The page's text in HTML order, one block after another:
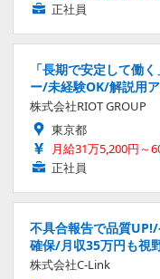
正社員
「長期で安定して働
ー/未経験OK/解説用
株式会社RIOT GROUP
東京都
月給31万5,200円～
正社員
不具合報告で品質
確保/月収35万円も視
株式会社C-Link